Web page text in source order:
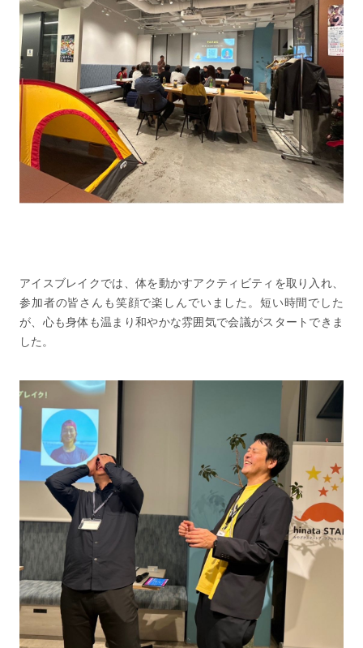
アイスブレイクでは、体を動かすアクティビティを取り入れ、
参加者の皆さんも笑顔で楽しんでいました。短い時間でした
が、心も身体も温まり和やかな雰囲気で会議がスタートできま
した。